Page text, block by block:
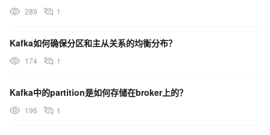
289 1
Kafka如何确保分区和主从关系的均衡分布？
174 1
Kafka中的partition是如何存储在broker上的？
196 1